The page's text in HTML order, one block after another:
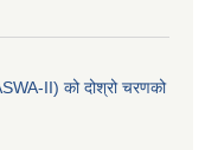
II) को दोश्रो चरणको